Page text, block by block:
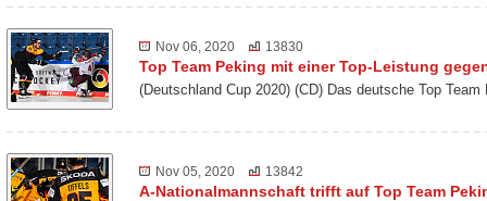
Nov 06, 2020 13830
Top Team Peking mit einer Top-Leistung
(Deutschland Cup 2020) (CD) Das deutsche Top
Nov 05, 2020 13842
A-Nationalmannschaft trifft auf Top Team